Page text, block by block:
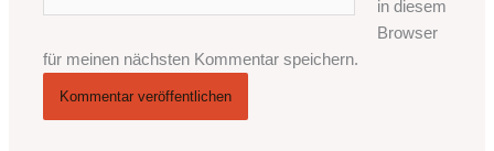
in diesem
Browser
für meinen nächsten Kommentar speichern.